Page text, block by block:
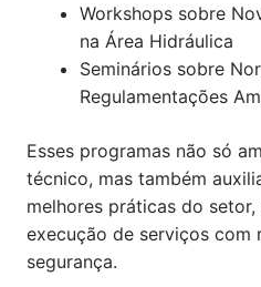
Workshops sobre
na Área Hidráulica
Seminários sobre
Regulamentações
Esses programas não só
técnico, mas também
melhores práticas do
execução de serviços com
segurança.